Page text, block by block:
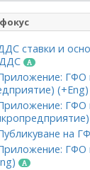
ставки и
(+Eng)
на
ГФО